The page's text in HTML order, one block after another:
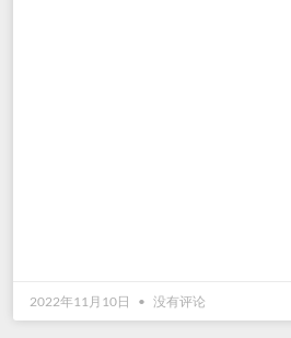
2022年11月10日 没有评论